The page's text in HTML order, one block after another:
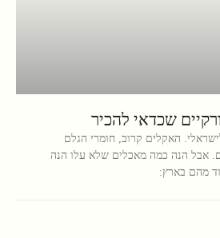
שכדאי להכיר
האקלים קרוב, חומרי הגלם
אבל הנה כמה מאכלים שלא עלו הנה
מהם בארץ: